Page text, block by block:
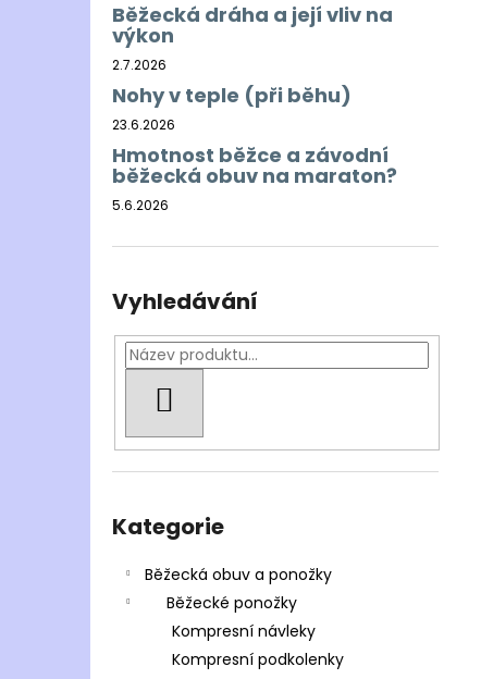
Běžecká dráha a její vliv na
výkon
2.7.2026
Nohy v teple (při běhu)
23.6.2026
Hmotnost běžce a závodní
běžecká obuv na maraton?
5.6.2026
Vyhledávání
kategorie
Kategorie
Běžecká obuv a ponožky
Běžecké ponožky
Kompresní návleky
Kompresní podkolenky